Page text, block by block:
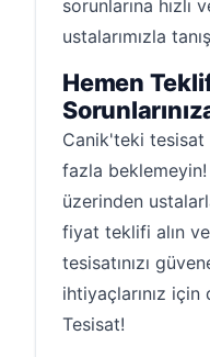
sorunlarına hızlı
ustalarımızla
Hemen
Canik'teki tesisat
fazla beklemeyin!
üzerinden
fiyat teklifi alın
tesisatınızı
ihtiyaçlarınız
Tesisat!